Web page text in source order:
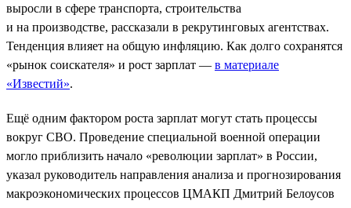
выросли в сфере транспорта, строительства
и на производстве, рассказали в рекрутинговых агентствах.
Тенденция влияет на общую инфляцию. Как долго сохранятся
«рынок соискателя» и рост зарплат — в материале
«Известий».
Ещё одним фактором роста зарплат могут стать процессы
вокруг СВО. Проведение специальной военной операции
могло приблизить начало «революции зарплат» в России,
указал руководитель направления анализа и прогнозирования
макроэкономических процессов ЦМАКП Дмитрий Белоусов